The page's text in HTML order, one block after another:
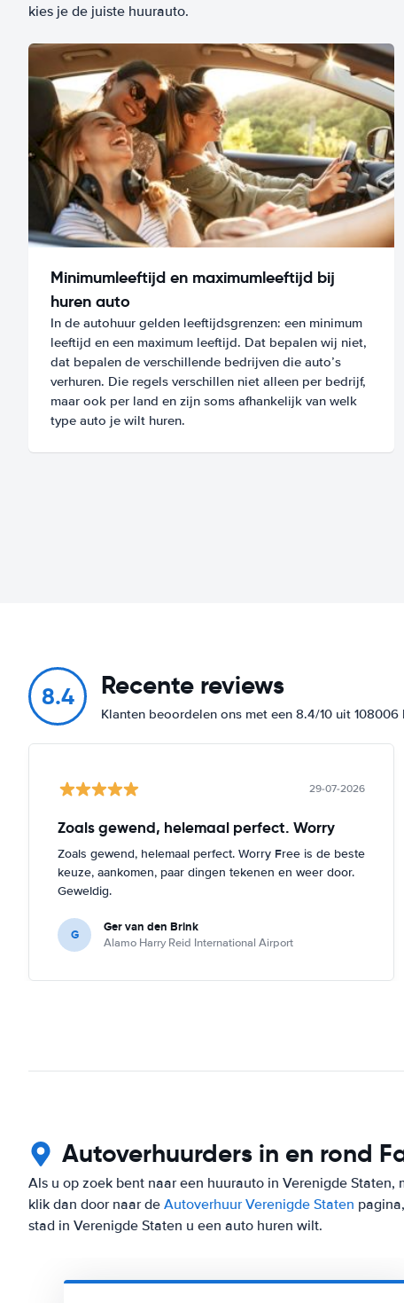
kies je de juiste huurauto.
Minimumleeftijd en maximumleeftijd bij
huren auto
In de autohuur gelden leeftijdsgrenzen: een minimum
leeftijd en een maximum leeftijd. Dat bepalen wij niet,
dat bepalen de verschillende bedrijven die auto’s
verhuren. Die regels verschillen niet alleen per bedrijf,
maar ook per land en zijn soms afhankelijk van welk
type auto je wilt huren.
8.4 Recente reviews
Klanten beoordelen ons met een 8.4/10 uit
29-07-2026
Zoals gewend, helemaal perfect. Worry
Zoals gewend, helemaal perfect. Worry Free is de beste
keuze, aankomen, paar dingen tekenen en weer door.
Geweldig.
G Ger van den Brink
Alamo Harry Reid International Airport
Autoverhuurders in en rond
Als u op zoek bent naar een huurauto in Verenigde Staten,
klik dan door naar de Autoverhuur Verenigde Staten
stad in Verenigde Staten u een auto huren wilt.